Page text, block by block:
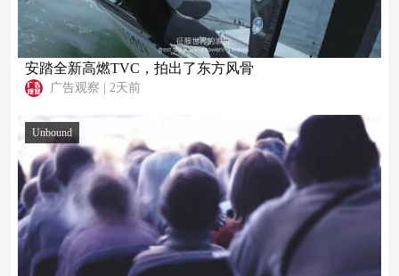
安踏全新高燃TVC，拍出了东方风骨
广告观察 2天前
Unbound